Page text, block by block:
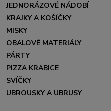
JEDNORÁZOVÉ NÁDOBÍ
KRAJKY A KOŠÍČKY
MISKY
OBALOVÉ MATERIÁLY
PÁRTY
PIZZA KRABICE
SVÍČKY
UBROUSKY A UBRUSY